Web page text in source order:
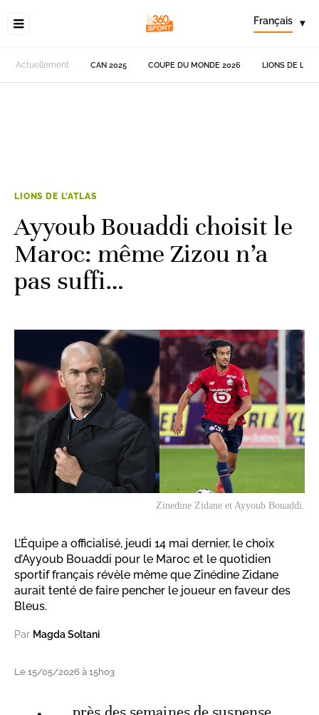
Français ▾
Actuellement CAN 2025 COUPE DU MONDE 2026 LIONS DE
LIONS DE L'ATLAS
Ayyoub Bouaddi choisit le
Maroc: même Zizou n’a
pas suffi…
Zinedine Zidane et Ayyoub Bouaddi.
L’Équipe a officialisé, jeudi 14 mai dernier, le choix
d’Ayyoub Bouaddi pour le Maroc et le quotidien
sportif français révèle même que Zinédine Zidane
aurait tenté de faire pencher le joueur en faveur des
Bleus.
Par Magda Soltani
Le 15/05/2026 à 15h03